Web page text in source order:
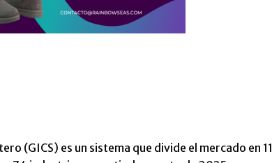
(GICS) es un sistema que divide el mercado en 11